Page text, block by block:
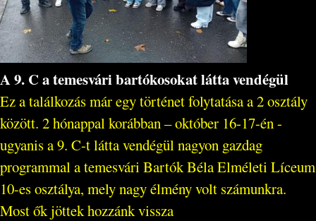
A 9. C a temesvári bartókosokat látta vendégül
Ez a találkozás már egy történet folytatása a 2 osztály
között. 2 hónappal korábban – október 16-17-én -
ugyanis a 9. C-t látta vendégül nagyon gazdag
programmal a temesvári Bartók Béla Elméleti Líceum
10-es osztálya, mely nagy élmény volt számunkra.
Most ők jöttek hozzánk vissza